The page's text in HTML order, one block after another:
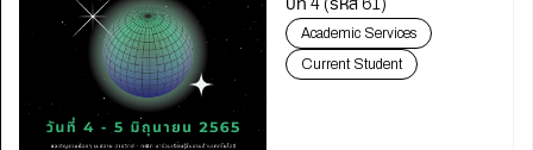
ปีที่ 4 (รหัส 61)
Academic Services
Current Student